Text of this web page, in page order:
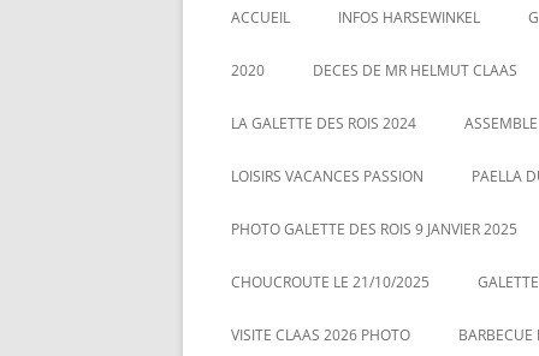
ACCUEIL INFOS HARSEWINKEL
ACTIVITE 2025
TARIFS BILLETTERIE AU 01/1/
2020
GALETTE DES ROIS 2020
DECES DE MR HELMUT CLAAS
LA GALETTE DES ROIS 2024
LOISIRS VACANCES PASSION PAELLA
PHOTO GALETTE DES ROIS 9 JANVIER 2025
CHOUCROUTE LE 21/10/2025
VISITE CLAAS 2026 PHOTO